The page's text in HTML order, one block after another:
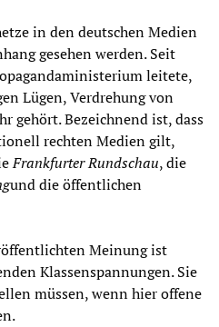
in den deutschen Medien
gesehen werden. Seit
leitete,
Lügen, Verdrehung von
gehört. Bezeichnend ist, dass
rechten Medien gilt,
Frankfurter Rundschau, die
und die öffentlichen
Meinung ist
Klassenspannungen. Sie
müssen, wenn hier offene